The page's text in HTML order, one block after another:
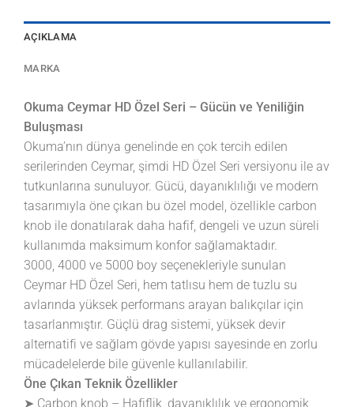
AÇIKLAMA
MARKA
Okuma Ceymar HD Özel Seri – Gücün ve Yeniliğin
Buluşması
Okuma’nın dünya genelinde en çok tercih edilen
serilerinden Ceymar, şimdi HD Özel Seri versiyonu ile av
tutkunlarına sunuluyor. Gücü, dayanıklılığı ve modern
tasarımıyla öne çıkan bu özel model, özellikle carbon
knob ile donatılarak daha hafif, dengeli ve uzun süreli
kullanımda maksimum konfor sağlamaktadır.
3000, 4000 ve 5000 boy seçenekleriyle sunulan
Ceymar HD Özel Seri, hem tatlısu hem de tuzlu su
avlarında yüksek performans arayan balıkçılar için
tasarlanmıştır. Güçlü drag sistemi, yüksek devir
alternatifi ve sağlam gövde yapısı sayesinde en zorlu
mücadelelerde bile güvenle kullanılabilir.
Öne Çıkan Teknik Özellikler
➤ Carbon knob – Hafiflik, dayanıklılık ve ergonomik